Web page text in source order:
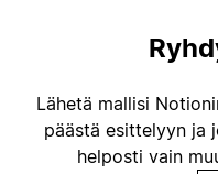
Lähetä mallisi
päästä esittelyyn ja
helposti vain